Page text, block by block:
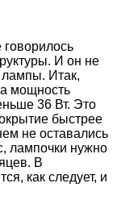
И он не
Итак,
мощность
36 Вт. Это
быстрее
не оставались
лампочки нужно
В
как следует, и